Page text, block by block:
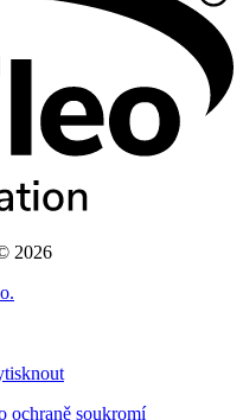
2026
ochraně soukromí